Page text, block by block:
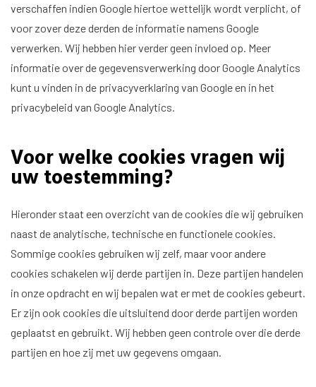
verschaffen indien Google hiertoe wettelijk wordt verplicht, of
voor zover deze derden de informatie namens Google
verwerken. Wij hebben hier verder geen invloed op. Meer
informatie over de gegevensverwerking door Google Analytics
kunt u vinden in de privacyverklaring van Googleen in het
privacybeleid van Google Analytics
Voor welke cookies vragen wij
uw toestemming?
Hieronder staat een overzicht van de cookies die wij gebruiken
naast de analytische, technische en functionele cookies.
Sommige cookies gebruiken wij zelf, maar voor andere
cookies schakelen wij derde partijen in. Deze partijen handelen
in onze opdracht en wij bepalen wat er met de cookies gebeurt.
Er zijn ook cookies die uitsluitend door derde partijen worden
geplaatst en gebruikt. Wij hebben geen controle over die derde
partijen en hoe zij met uw gegevens omgaan.